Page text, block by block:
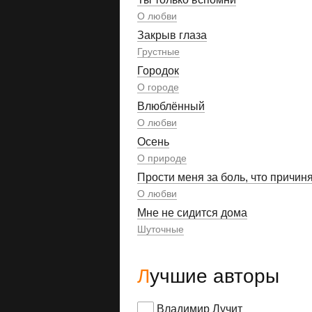
О любви
Закрыв глаза
Грустные
Городок
О городе
Влюблённый
О любви
Осень
О природе
Прости меня за боль, что
О любви
Мне не сидится дома
Шуточные
Лучшие авторы
Владимир Лучит